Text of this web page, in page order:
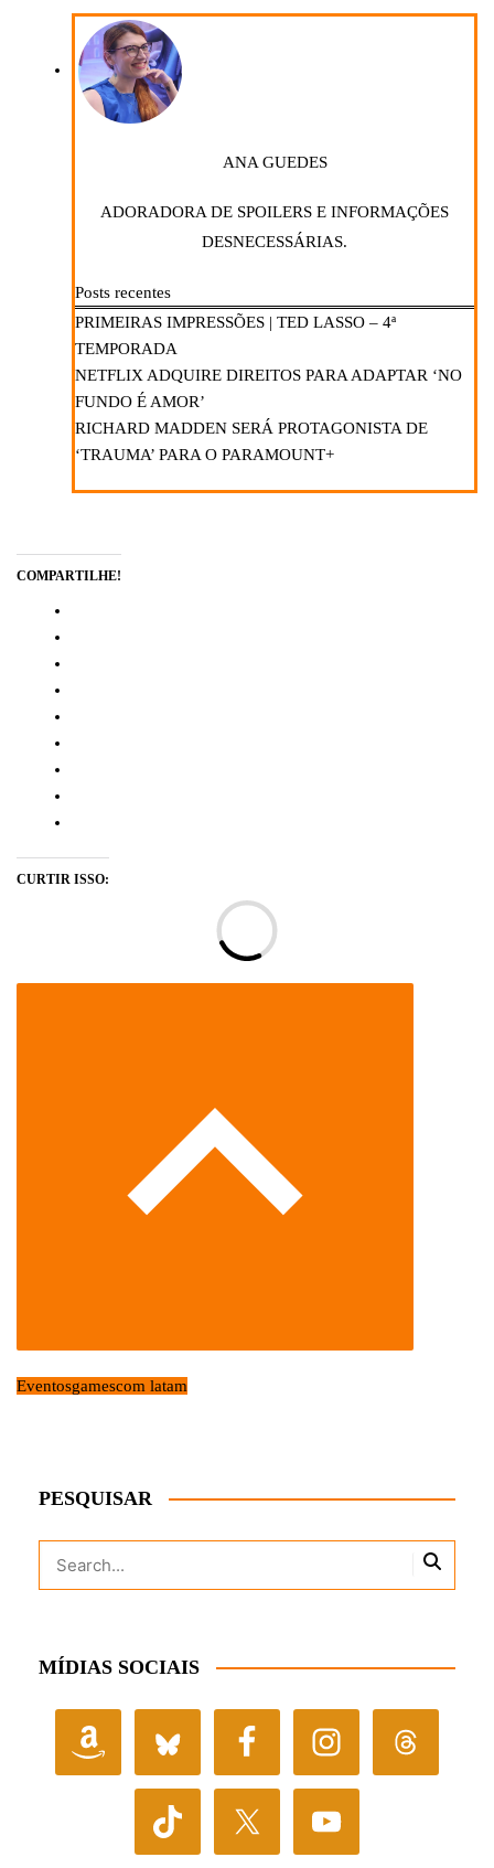
ANA GUEDES
ADORADORA DE SPOILERS E INFORMAÇÕES
DESNECESSÁRIAS.
Posts recentes
PRIMEIRAS IMPRESSÕES | TED LASSO – 4ª
TEMPORADA
NETFLIX ADQUIRE DIREITOS PARA ADAPTAR ‘NO
FUNDO É AMOR’
RICHARD MADDEN SERÁ PROTAGONISTA DE
‘TRAUMA’ PARA O PARAMOUNT+
COMPARTILHE!
CURTIR ISSO:
Eventosgamescom latam
PESQUISAR
MÍDIAS SOCIAIS